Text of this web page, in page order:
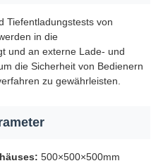
Tiefentladungstests von
in die
und an externe Lade- und
die Sicherheit von Bedienern
zu gewährleisten.
500×500×500mm